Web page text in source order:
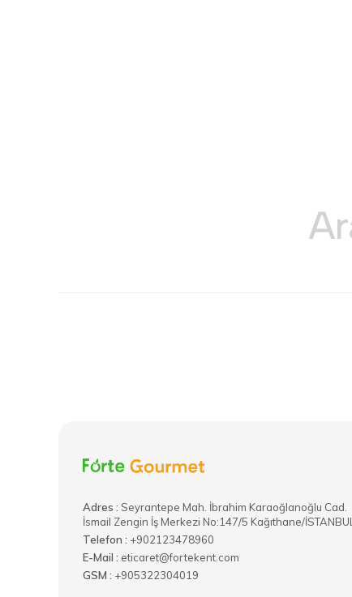
Adres : ​Seyrantepe Mah. İbrahim Karaoğlanoğlu Cad.
İsmail Zengin İş Merkezi No:147/5 Kağıthane/İSTANBUL
Telefon : +902123478960
E-Mail : eticaret@fortekent.com
GSM : +905322304019